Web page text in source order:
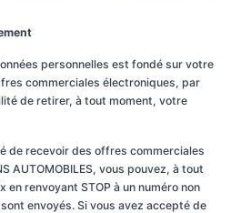
personnelles est fondé sur votre
commerciales électroniques, par
de retirer, à tout moment, votre
de recevoir des offres commerciales
AUTOMOBILES, vous pouvez, à tout
renvoyant STOP à un numéro non
envoyés. Si vous avez accepté de